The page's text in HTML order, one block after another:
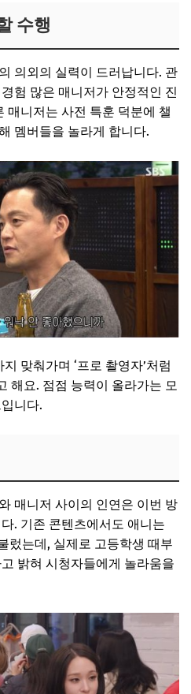
수행
의외의 실력이 드러납니다. 관
험 많은 매니저가 안정적인 진
매니저는 사전 특훈 덕분에 챌
멤버들을 놀라게 합니다.
맞춰가며 ‘프로 촬영자’처럼
해요. 점점 능력이 올라가는 모
니다.
매니저 사이의 인연은 이번 방
. 기존 콘텐츠에서도 애니는
렀는데, 실제로 고등학생 때부
밝혀 시청자들에게 놀라움을